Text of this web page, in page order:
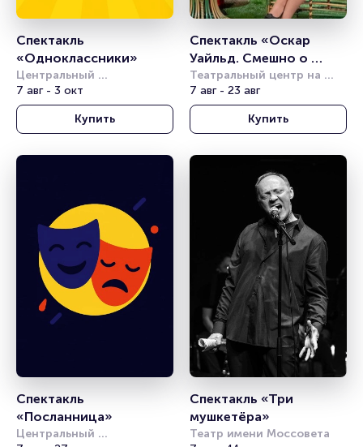
Спектакль
«Одноклассники»
Центральный
академический театр
Российской Армии
7 авг - 3 окт
Купить
Спектакль «Оскар
Уайльд. Смешно о
серьёзном»
Театральный центр на
Страстном
7 авг - 23 авг
Купить
Спектакль
«Посланница»
Центральный
Спектакль «Три
мушкетёра»
Театр имени Моссовета